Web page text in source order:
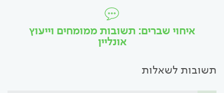
איחוי שברים: תשובות ממומחים וייעוץ
אונליין
תשובות לשאלות